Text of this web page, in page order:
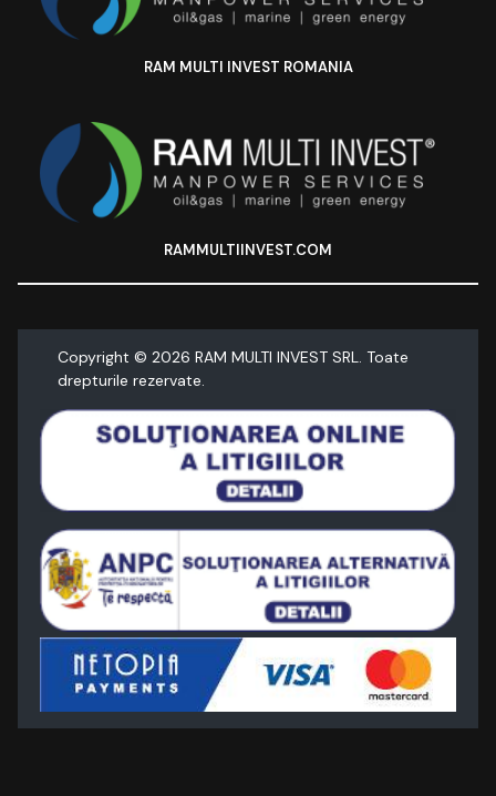
RAM MULTI INVEST ROMANIA
RAMMULTIINVEST.COM
Copyright © 2026 RAM MULTI INVEST SRL. Toate
drepturile rezervate.